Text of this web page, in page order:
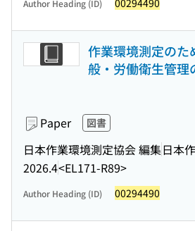
Author Heading (ID) 00294490
作業環境測定のた
般・労働衛生管理
Paper 図書
日本作業環境測定協会 編集日本
2026.4<EL171-R89>
Author Heading (ID) 00294490